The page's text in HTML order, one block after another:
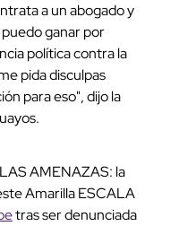
a un abogado y
ganar por
política contra la
pida disculpas
para eso", dijo la
AMENAZAS: la
Amarilla ESCALA
tras ser denunciada